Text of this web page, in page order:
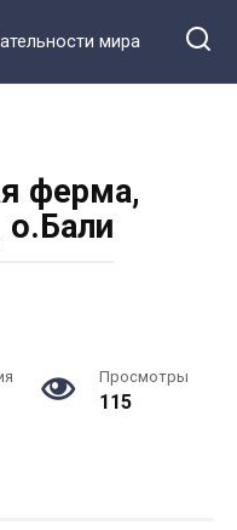
мира
ферма,
о.Бали
Просмотры
115